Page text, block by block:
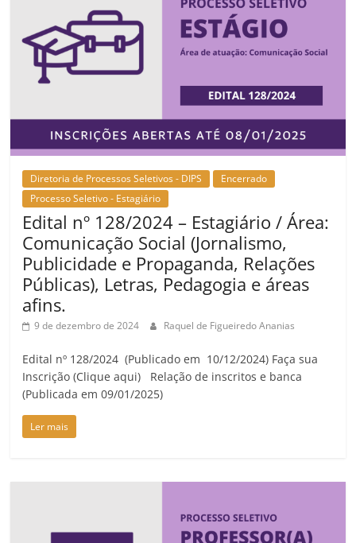
Diretoria de Processos Seletivos - DIPS
Encerrado
Processo Seletivo - Estagiário
Edital nº 128/2024 – Estagiário / Área:
Comunicação Social (Jornalismo,
Publicidade e Propaganda, Relações
Públicas), Letras, Pedagogia e áreas
afins.
9 de dezembro de 2024 Raquel de Figueiredo Ananias
Edital nº 128/2024 (Publicado em 10/12/2024) Faça sua
Inscrição (Clique aqui) Relação de inscritos e banca
(Publicada em 09/01/2025)
Ler mais